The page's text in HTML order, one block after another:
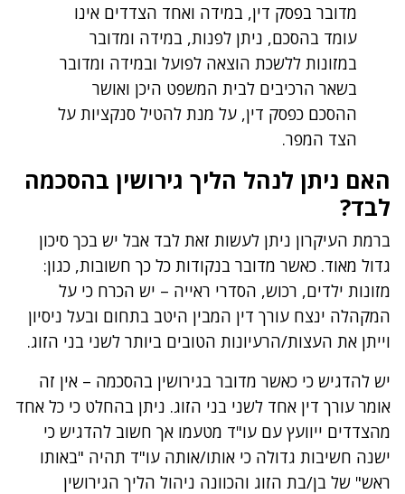
מדובר בפסק דין, במידה ואחד הצדדים אינו
עומד בהסכם, ניתן לפנות, במידה ומדובר
במזונות ללשכת הוצאה לפועל ובמידה ומדובר
בשאר הרכיבים לבית המשפט היכן ואושר
ההסכם כפסק דין, על מנת להטיל סנקציות על
הצד המפר.
האם ניתן לנהל הליך גירושין בהסכמה
לבד?
ברמת העיקרון ניתן לעשות זאת לבד אבל יש בכך סיכון
גדול מאוד. כאשר מדובר בנקודות כל כך חשובות, כגון:
מזונות ילדים, רכוש, הסדרי ראייה – יש הכרח כי על
המקהלה ינצח עורך דין המבין היטב בתחום ובעל ניסיון
וייתן את העצות/הרעיונות הטובים ביותר לשני בני הזוג.
יש להדגיש כי כאשר מדובר בגירושין בהסכמה – אין זה
אומר עורך דין אחד לשני בני הזוג. ניתן בהחלט כי כל אחד
מהצדדים ייוועץ עם עו"ד מטעמו אך חשוב להדגיש כי
ישנה חשיבות גדולה כי אותו/אותה עו"ד תהיה "באותו
ראש" של בן/בת הזוג והכוונה ניהול הליך הגירושין